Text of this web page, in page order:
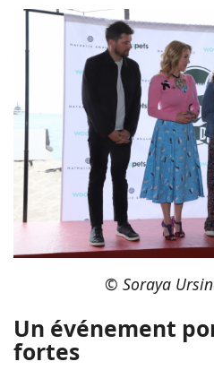
© Soraya
Un événement
fortes